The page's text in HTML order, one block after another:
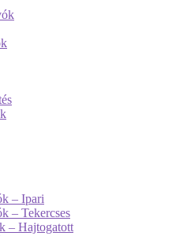
– Ipari
– Tekercses
– Hajtogatott